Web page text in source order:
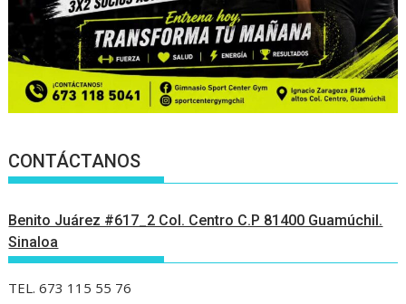
CONTÁCTANOS
Benito Juárez #617_2 Col. Centro C.P 81400 Guamúchil.
Sinaloa
TEL. 673 115 55 76